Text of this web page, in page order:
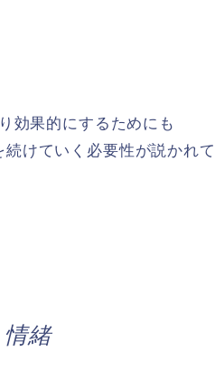
効果的にするためにも
続けていく必要性が説かれ
緒